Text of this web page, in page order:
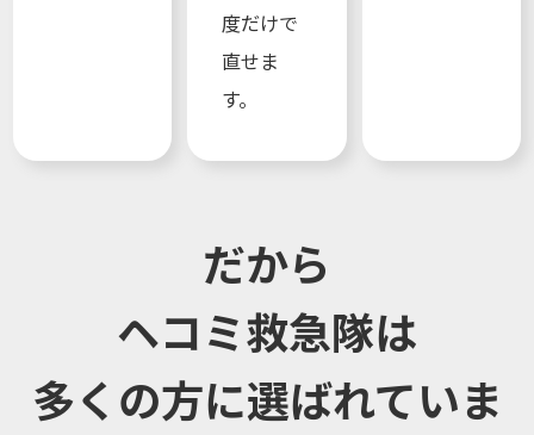
度だけで
直せま
す。
だから
ヘコミ救急隊は
多くの方に選ばれていま